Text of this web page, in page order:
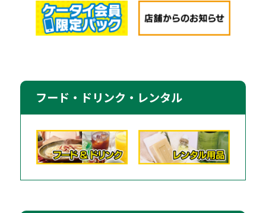
フード・ドリンク・レンタル